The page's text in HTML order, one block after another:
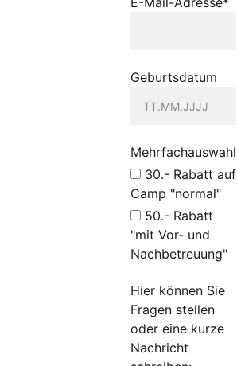
Geburtsdatum
Mehrfachauswahl
30.- Rabatt auf
Camp "normal"
50.- Rabatt
"mit Vor- und
Nachbetreuung"
Hier können Sie
Fragen stellen
oder eine kurze
Nachricht